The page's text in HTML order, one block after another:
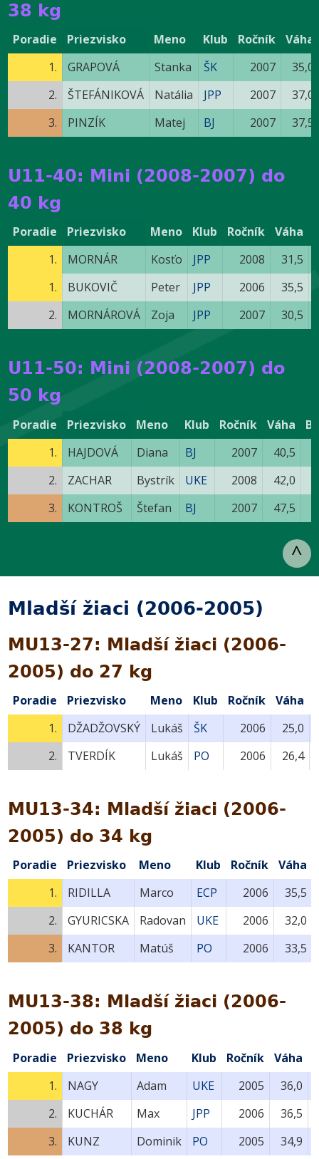
38 kg
Poradie Priezvisko Meno Klub Ročník
Váha
1.
GRAPOVÁ Stanka ŠK 2007
35,0
2.
ŠTEFÁNIKOVÁ Natália JPP 2007
37,0
3.
PINZÍK Matej BJ 2007 37,5
U11-40: Mini (2008-2007) do
40 kg
Poradie Priezvisko Meno Klub Ročník Váha
1.
MORNÁR Kosťo JPP 2008
31,5
1.
BUKOVIČ Peter JPP 2006
35,5
2.
MORNÁROVÁ Zoja JPP 2007 30,5
U11-50: Mini (2008-2007) do
50 kg
Poradie Priezvisko Meno Klub Ročník Váha
1.
HAJDOVÁ Diana BJ 2007
40,5
2.
ZACHAR Bystrík UKE 2008
42,0
3.
KONTROŠ Štefan BJ 2007 47,5
^
Mladší žiaci (2006-2005)
MU13-27: Mladší žiaci (2006-
2005) do 27 kg
Poradie Priezvisko Meno Klub Ročník Váha
1.
DŽADŽOVSKÝ Lukáš ŠK 2006
25,0
2.
TVERDÍK Lukáš PO 2006 26,4
MU13-34: Mladší žiaci (2006-
2005) do 34 kg
Poradie Priezvisko Meno Klub Ročník Váha
1.
RIDILLA Marco ECP 2006
35,5
2.
GYURICSKA Radovan UKE 2006
32,0
3.
KANTOR Matúš PO 2006 33,5
MU13-38: Mladší žiaci (2006-
2005) do 38 kg
Poradie Priezvisko Meno Klub Ročník Váha
1.
NAGY Adam UKE 2005
36,0
2.
KUCHÁR Max JPP 2006
36,5
3.
KUNZ Dominik PO 2005 34,9